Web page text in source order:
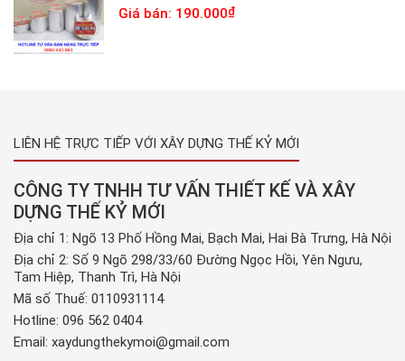
Giá bán: 190.000
LIÊN HỆ TRỰC TIẾP VỚI XÂY DỰNG THẾ KỶ MỚI
CÔNG TY TNHH TƯ VẤN THIẾT KẾ VÀ XÂY
DỰNG THẾ KỶ MỚI
Địa chỉ 1: Ngõ 13 Phố Hồng Mai, Bạch Mai, Hai Bà Trưng, Hà Nội
Địa chỉ 2: Số 9 Ngõ 298/33/60 Đường Ngọc Hồi, Yên Ngưu,
Tam Hiệp, Thanh Trì, Hà Nội
Mã số Thuế: 0110931114
Hotline: 096 562 0404
Email: xaydungthekymoi@gmail.com